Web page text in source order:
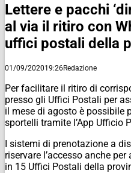
Lettere e pacchi
al via il ritiro con
uffici postali della
01/09/202019:26Redazione
Per facilitare il ritiro di
presso gli Uffici Postali per
il mese di agosto è possibile
sportelli tramite l’App Ufficio
I sistemi di prenotazione a
riservare l’accesso anche
in 15 Uffici Postali della